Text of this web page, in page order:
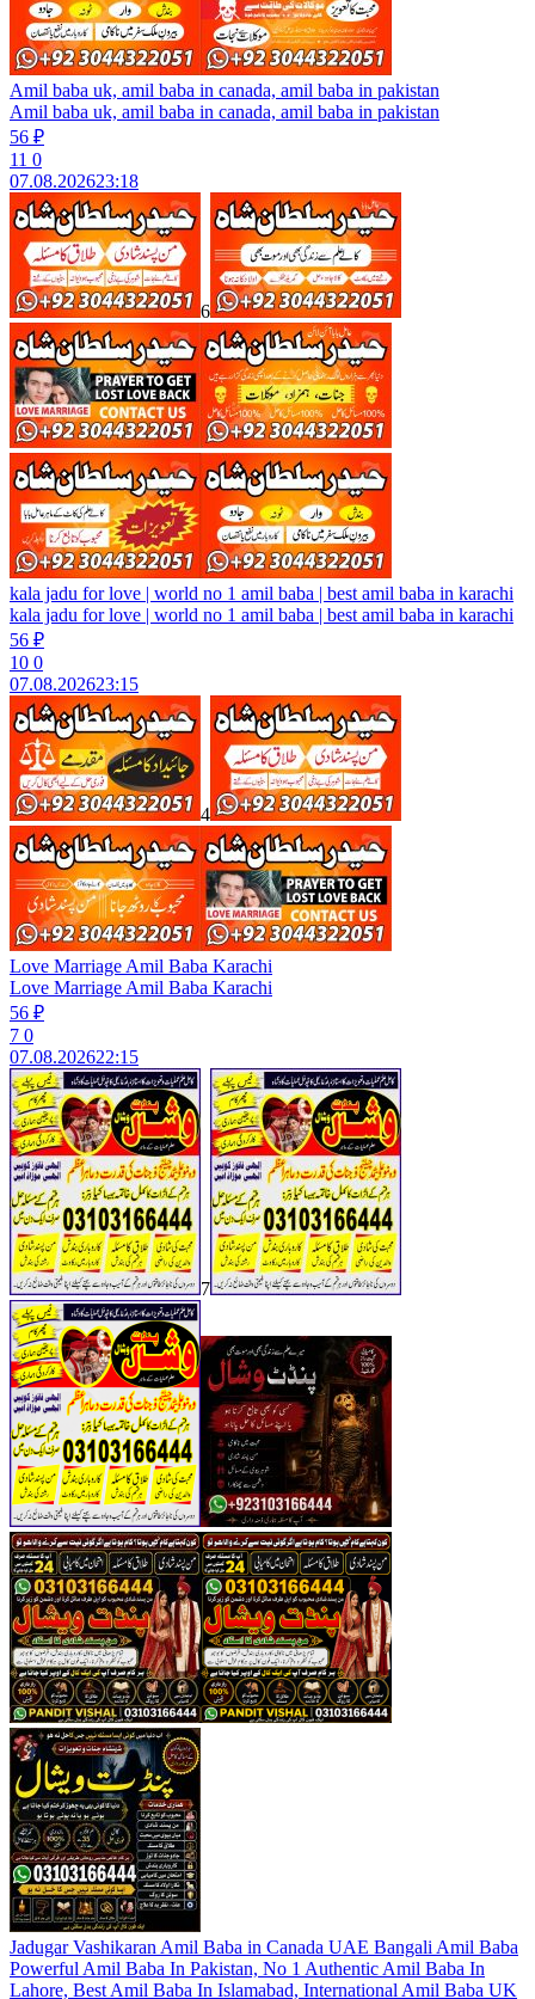
Amil baba uk, amil baba in canada, amil baba in pakistan
Amil baba uk, amil baba in canada, amil baba in pakistan
56 ₽
11 0
07.08.202623:18
6
kala jadu for love | world no 1 amil baba | best amil baba in karachi
kala jadu for love | world no 1 amil baba | best amil baba in karachi
56 ₽
10 0
07.08.202623:15
4
Love Marriage Amil Baba Karachi
Love Marriage Amil Baba Karachi
56 ₽
7 0
07.08.202622:15
7
Jadugar Vashikaran Amil Baba in Canada UAE Bangali Amil Baba
Powerful Amil Baba In Pakistan, No 1 Authentic Amil Baba In
Lahore, Best Amil Baba In Islamabad, International Amil Baba UK